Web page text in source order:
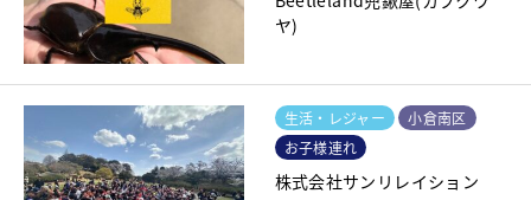
ヤ)
生活・レジャー
小倉南区
お子様連れ
株式会社サンリレイション